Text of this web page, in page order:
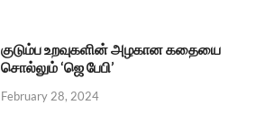
குடும்ப உறவுகளின் அழகான கதையை
சொல்லும் ‘ஜெ பேபி’
February 28, 2024